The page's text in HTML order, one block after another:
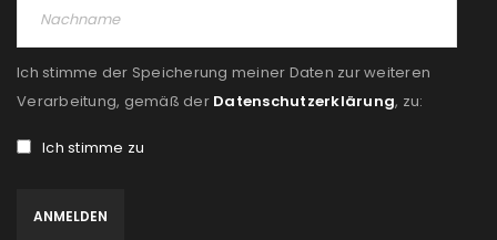
Ich stimme der Speicherung meiner Daten zur weiteren
Verarbeitung, gemäß der Datenschutzerklärung, zu:
Ich stimme zu